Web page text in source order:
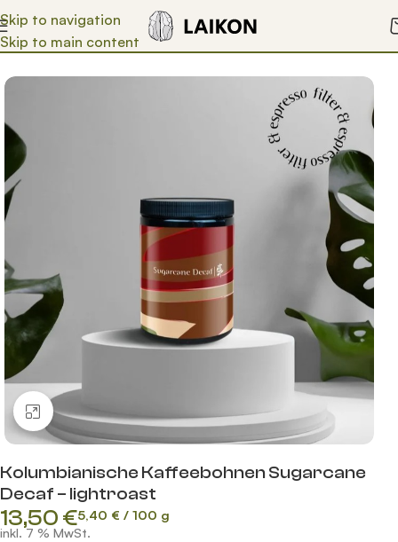
Skip to navigation
Skip to main content
Start Kaffee
Klick zum Vergrößern
Kolumbianische Kaffeebohnen Sugarcane
Decaf – lightroast
13,50 €5,40 € / 100 g
inkl. 7 % MwSt.